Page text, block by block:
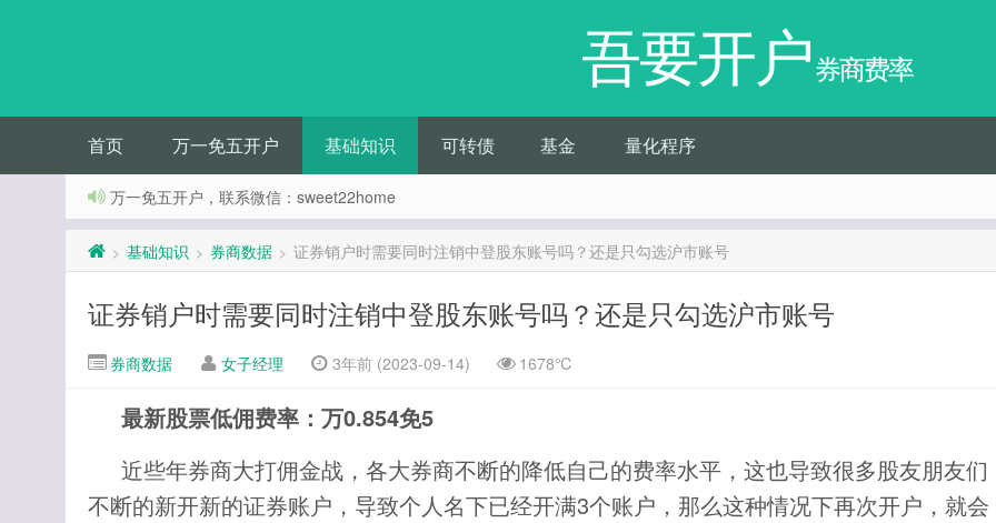
吾要开户券商费率
首页 万一免五开户 基础知识 可转债 基金 量化程序
万一免五开户，联系微信：sweet22home
> 基础知识 > 券商数据 > 证券销户时需要同时注销中登股东账号吗？还是只勾选沪市账号
证券销户时需要同时注销中登股东账号吗？还是只勾选沪市账号
券商数据 女子经理 3年前 (2023-09-14) 1678℃
最新股票低佣费率：万0.854免5
近些年券商大打佣金战，各大券商不断的降低自己的费率水平，这也导致很多股友朋友们
不断的新开新的证券账户，导致个人名下已经开满3个账户，那么这种情况下再次开户，就会